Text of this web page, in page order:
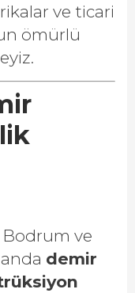
ve ticari
ömürlü
Bodrum ve
demir